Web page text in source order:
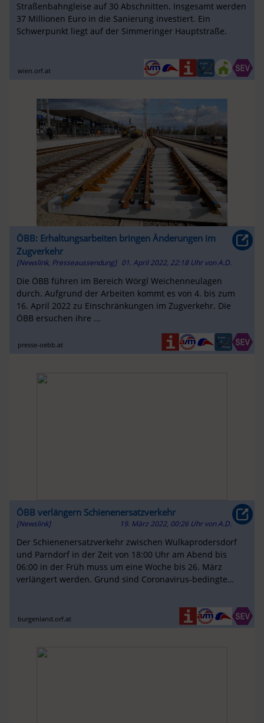
Straßenbahngleise auf 30 Abschnitten. Insgesamt werden
37 Millionen Euro in die Sanierung investiert. Ein
Schwerpunkt liegt auf der Simmeringer Hauptstraße.
wien.orf.at
ÖBB: Erhaltungsarbeiten bringen Änderungen im
Zugverkehr
[Newslink, Presseaussendung] 01. April 2022, 22:18 Uhr vonA.D.
Die ÖBB führen im Bereich Wörgl Weichenneulagen
durch. Aufgrund der Arbeiten kommt es von 4. bis zum
16. April 2022 zu Einschränkungen im Zugverkehr. Die
ÖBB ersuchen ihre ...
presse-oebb.at
ÖBB verlängern Schienenersatzverkehr
[Newslink] 19. März 2022, 00:26 Uhr vonA.D.
Der Schienenersatzverkehr zwischen Wulkaprodersdorf
und Parndorf in der Zeit von 18:00 Uhr am Abend bis
06:00 in der Früh muss um eine Woche bis 26. März
verlängert werden. Grund sind Coronavirus-bedingte
burgenland.orf.at